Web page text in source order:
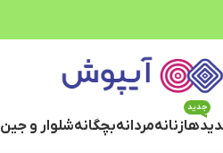
جدید
زنانهمردانهبچگانهشلوار و جین